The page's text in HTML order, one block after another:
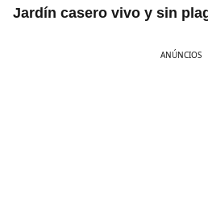
Jardín casero vivo y sin
ANÚNCIOS